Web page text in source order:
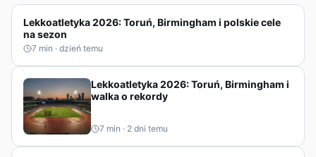
rekordy, w której istotną rolę mają odegrać
polscy lekkoatleci.
Lekkoatletyka 2026: Toruń, Birmingham i polskie cele
na sezon
7 min · dzień temu
Lekkoatletyka 2026: Toruń, Birmingham i
walka o rekordy
7 min · 2 dni temu